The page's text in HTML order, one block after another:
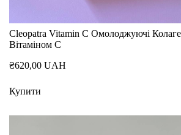
Cleopatra Vitamin C Омолоджуючі
Вітаміном С
₴620,00 UAH
Купити